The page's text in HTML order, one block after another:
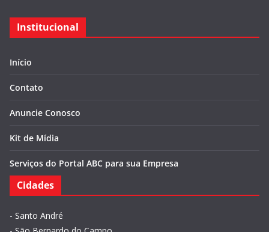
Institucional
Início
Contato
Anuncie Conosco
Kit de Mídia
Serviços do Portal ABC para sua Empresa
Cidades
- Santo André